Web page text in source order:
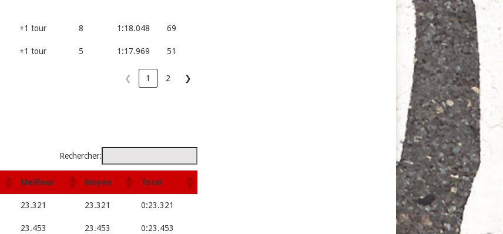
+1 tour 8 1:18.048 69
+1 tour 5 1:17.969 51
❮ 1 2 ❯
Rechercher:
Meilleur Moyen Total
23.321 23.321 0:23.321
23.453 23.453 0:23.453